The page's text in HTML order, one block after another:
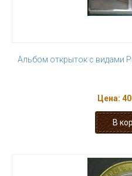
Альбом открыток с видами
Цена: